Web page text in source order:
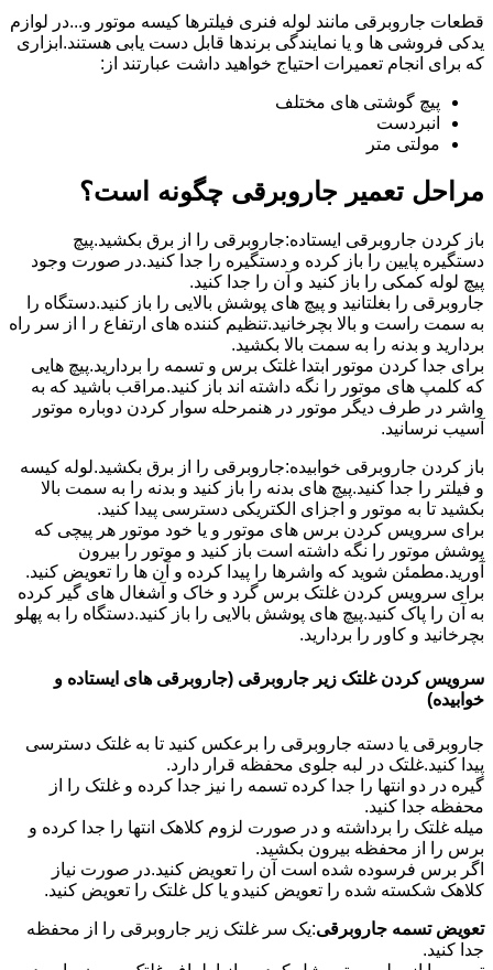
قطعات جاروبرقی مانند لوله فنری فیلترها کیسه موتور و...در لوازم
یدکی فروشی ها و یا نمایندگی برندها قابل دست یابی هستند.ابزاری
که برای انجام تعمیرات احتیاج خواهید داشت عبارتند از:
پیچ گوشتی های مختلف
انبردست
مولتی متر
مراحل تعمیر جاروبرقی چگونه است؟
باز کردن جاروبرقی ایستاده:جاروبرقی را از برق بکشید.پیچ
دستگیره پایین را باز کرده و دستگیره را جدا کنید.در صورت وجود
پیچ لوله کمکی را باز کنید و آن را جدا کنید.
جاروبرقی را بغلتانید و پیچ های پوشش بالایی را باز کنید.دستگاه را
به سمت راست و بالا بچرخانید.تنظیم کننده های ارتفاع ر ا از سر راه
بردارید و بدنه را به سمت بالا بکشید.
برای جدا کردن موتور ابتدا غلتک برس و تسمه را بردارید.پیچ هایی
که کلمپ های موتور را نگه داشته اند باز کنید.مراقب باشید که به
واشر در طرف دیگر موتور در هنمرحله سوار کردن دوباره موتور
آسیب نرسانید.
باز کردن جاروبرقی خوابیده:جاروبرقی را از برق بکشید.لوله کیسه
و فیلتر را جدا کنید.پیچ های بدنه را باز کنید و بدنه را به سمت بالا
بکشید تا به موتور و اجزای الکتریکی دسترسی پیدا کنید.
برای سرویس کردن برس های موتور و یا خود موتور هر پیچی که
پوشش موتور را نگه داشته است باز کنید و موتور را بیرون
آورید.مطمئن شوید که واشرها را پیدا کرده و آن ها را تعویض کنید.
برای سرویس کردن غلتک برس گرد و خاک و آشغال های گیر کرده
به آن را پاک کنید.پیچ های پوشش بالایی را باز کنید.دستگاه را به پهلو
بچرخانید و کاور را بردارید.
سرویس کردن غلتک زیر جاروبرقی (جاروبرقی های ایستاده و
خوابیده)
جاروبرقی یا دسته جاروبرقی را برعکس کنید تا به غلتک دسترسی
پیدا کنید.غلتک در لبه جلوی محفظه قرار دارد.
گیره در دو انتها را جدا کرده تسمه را نیز جدا کرده و غلتک را از
محفظه جدا کنید.
میله غلتک را برداشته و در صورت لزوم کلاهک انتها را جدا کرده و
برس را از محفظه بیرون بکشید.
اگر برس فرسوده شده است آن را تعویض کنید.در صورت نیاز
کلاهک شکسته شده را تعویض کنیدو یا کل غلتک را تعویض کنید.
تعویض تسمه جاروبرقی:یک سر غلتک زیر جاروبرقی را از محفظه
جدا کنید.